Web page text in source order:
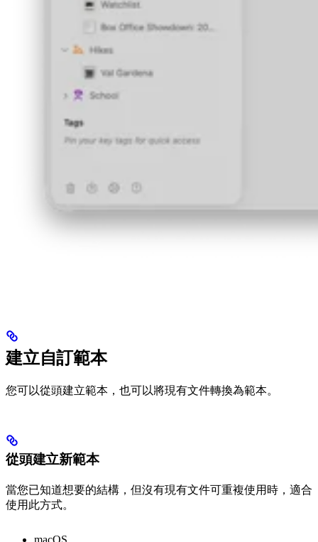
建立自訂範本
您可以從頭建立範本，也可以將現有文件轉換為範本。
從頭建立新範本
當您已知道想要的結構，但沒有現有文件可重複使用時，適合
使用此方式。
macOS